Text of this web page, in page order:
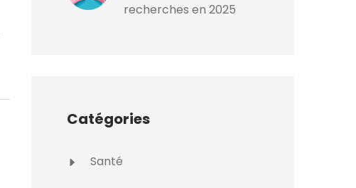
recherches en 2025
Catégories
Santé